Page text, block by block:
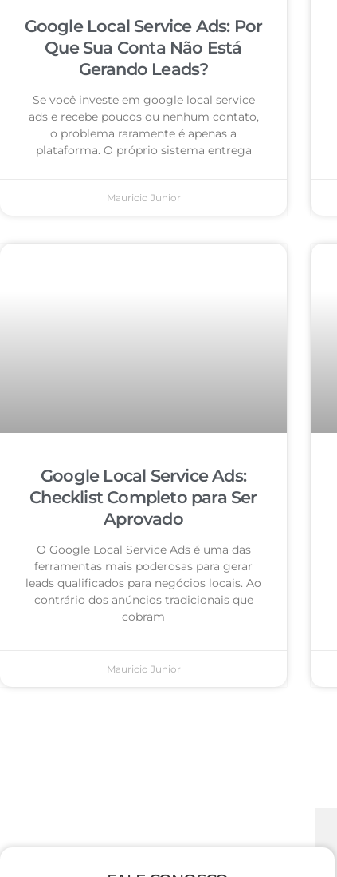
Google Local Service Ads: Por
Que Sua Conta Não Está
Gerando Leads?
Se você investe em google local service
ads e recebe poucos ou nenhum contato,
o problema raramente é apenas a
plataforma. O próprio sistema entrega
Mauricio Junior
Google Local Service Ads:
Checklist Completo para Ser
Aprovado
O Google Local Service Ads é uma das
ferramentas mais poderosas para gerar
leads qualificados para negócios locais. Ao
contrário dos anúncios tradicionais que
cobram
Mauricio Junior